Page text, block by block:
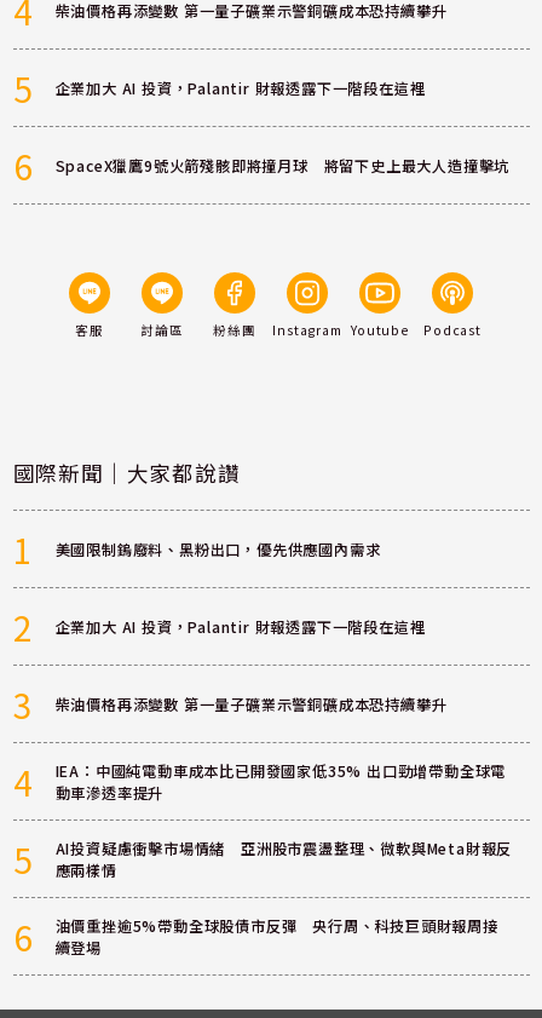
4 柴油價格再添變數 第一量子礦業示警銅礦成本恐持續攀升
5 企業加大 AI 投資，Palantir 財報透露下一階段在這裡
6 SpaceX獵鷹9號火箭殘骸即將撞月球 將留下史上最大人造撞擊坑
客服 討論區 粉絲團 Instagram Youtube Podcast
國際新聞｜大家都說讚
1 美國限制鎢廢料、黑粉出口，優先供應國內需求
2 企業加大 AI 投資，Palantir 財報透露下一階段在這裡
3 柴油價格再添變數 第一量子礦業示警銅礦成本恐持續攀升
4
IEA：中國純電動車成本比已開發國家低35% 出口勁增帶動全球電
動車滲透率提升
5
AI投資疑慮衝擊市場情緒 亞洲股市震盪整理、微軟與Meta財報反
應兩樣情
6
油價重挫逾5%帶動全球股債市反彈 央行周、科技巨頭財報周接
續登場